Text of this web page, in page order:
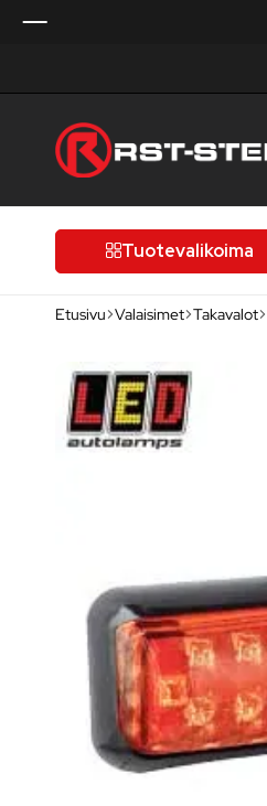
laatutietoiselle
autoilijalleTuotevalikoima
Etusivu Valaisimet Takavalot